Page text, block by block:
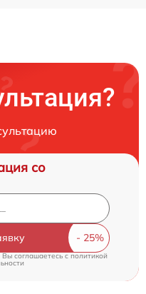
со
Вы соглашаетесь cполитикой